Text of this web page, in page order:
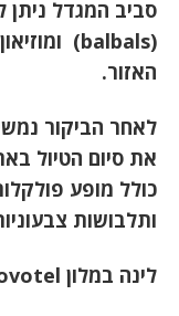
סביב המגדל ניתן
(balbals)
האזור.
לאחר הביקור
את סיום הטיול
כולל מופע
ותלבושות
לינה במלון